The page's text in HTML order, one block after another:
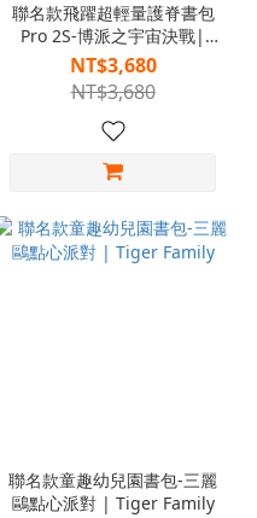
聯名款飛躍超輕量護脊書包
Pro 2S-博派之宇宙決戰|
Tiger Family
NT$3,680
NT$3,680
聯名款童趣幼兒園書包-三麗
鷗點心派對 | Tiger Family